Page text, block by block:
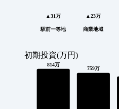
▲31万
駅前一等地
▲23万
商業地域
初期投資(万円)
814万
759万